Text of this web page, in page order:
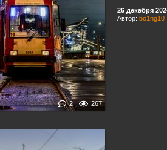
2 267
26 декабря
Автор: bo1ng10